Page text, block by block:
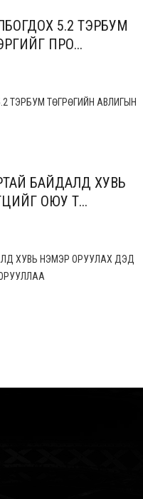
5.2 ТЭРБУМ
ПРО...
ТЭРБУМ ТӨГРӨГИЙН АВЛИГЫН
БАЙДАЛД ХУВЬ
ОЮУ Т...
ХУВЬ НЭМЭР ОРУУЛАХ ДЭД